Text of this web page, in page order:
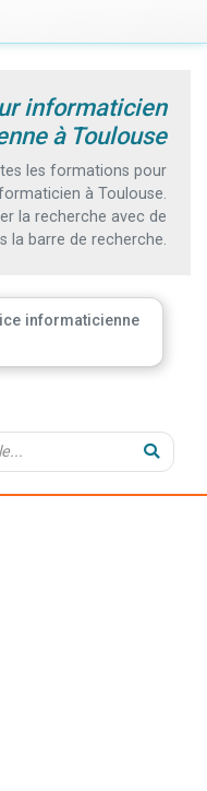
informaticien
à Toulouse
les formations pour
à Toulouse.
la recherche avec de
la barre de recherche.
informaticienne